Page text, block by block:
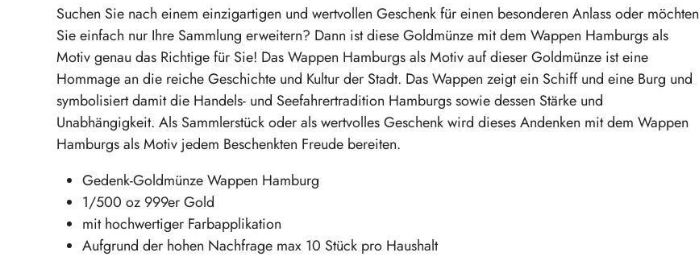
Suchen Sie nach einem einzigartigen und wertvollen Geschenk für einen besonderen Anlass oder möchten
Sie einfach nur Ihre Sammlung erweitern? Dann ist diese Goldmünze mit dem Wappen Hamburgs als
Motiv genau das Richtige für Sie! Das Wappen Hamburgs als Motiv auf dieser Goldmünze ist eine
Hommage an die reiche Geschichte und Kultur der Stadt. Das Wappen zeigt ein Schiff und eine Burg und
symbolisiert damit die Handels- und Seefahrertradition Hamburgs sowie dessen Stärke und
Unabhängigkeit. Als Sammlerstück oder als wertvolles Geschenk wird dieses Andenken mit dem Wappen
Hamburgs als Motiv jedem Beschenkten Freude bereiten.
Gedenk-Goldmünze Wappen Hamburg
1/500 oz 999er Gold
mit hochwertiger Farbapplikation
Aufgrund der hohen Nachfrage max 10 Stück pro Haushalt